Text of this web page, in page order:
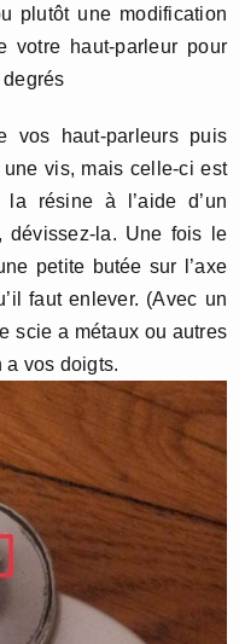
plutôt une modification
votre haut-parleur pour
vos haut-parleurs puis
vis, mais celle-ci est
la résine à l’aide d’un
dévissez-la. Une fois le
petite butée sur l’axe
faut enlever. (Avec un
scie a métaux ou autres
a vos doigts.